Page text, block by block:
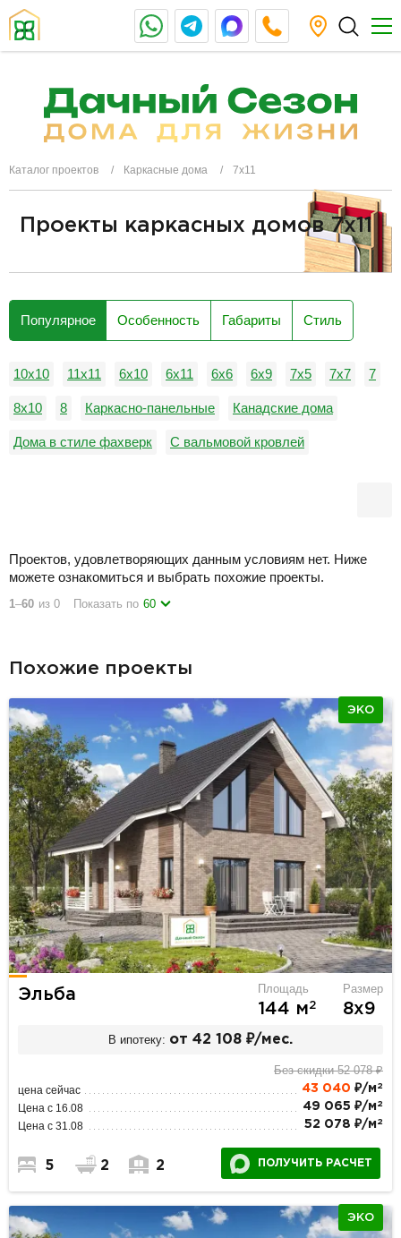
Каталог проектов Каркасные дома 7x11
Проекты каркасных домов 7x11
Популярное Особенность Габариты Стиль
10х10 11х11 6x10 6x11 6x6 6х9 7x5 7х7 7
8х10 8 Каркасно-панельные Канадские дома
Дома в стиле фахверк С вальмовой кровлей
1–60 из 0 Показать по 60
Проектов, удовлетворяющих данным условиям нет. Ниже
можете ознакомиться и выбрать похожие проекты.
Похожие проекты
ЭКО
Эльба Площадь
144 м2
Размер
8х9
В ипотеку: от 42 108 ₽/мес.
Без скидки 52 078 ₽
цена сейчас 43 040 ₽/м 2
Цена с 16.08 49 065 ₽/м 2
Цена с 31.08 52 078 ₽/м 2
5 2 2 ПОЛУЧИТЬ РАСЧЕТ
ЭКО